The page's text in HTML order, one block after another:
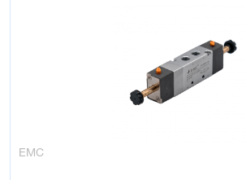
EMC